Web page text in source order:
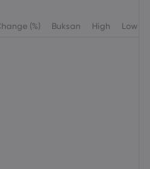
(%) Buksan High Low